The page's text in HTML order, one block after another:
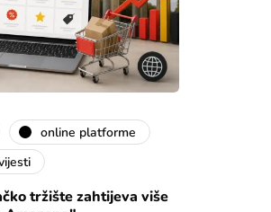
online platforme
tržište zahtijeva više